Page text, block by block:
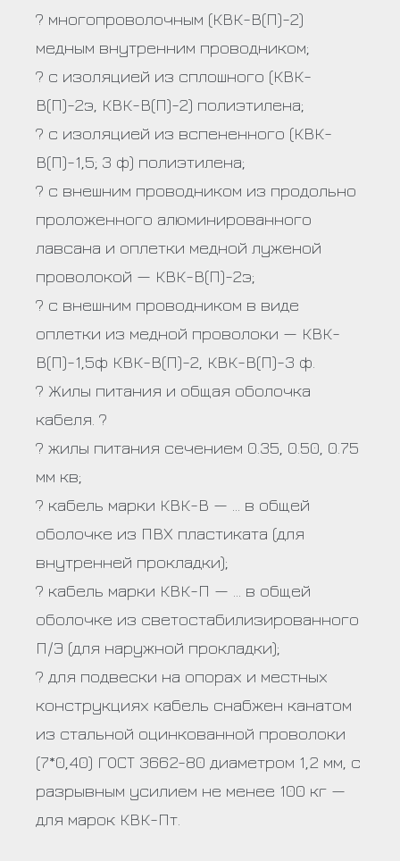
? многопроволочным (КВК-В(П)-2)
медным внутренним проводником;
? с изоляцией из сплошного (КВК-
В(П)-2э, КВК-В(П)-2) полиэтилена;
? с изоляцией из вспененного (КВК-
В(П)-1,5; 3 ф) полиэтилена;
? с внешним проводником из продольно
проложенного алюминированного
лавсана и оплетки медной луженой
проволокой — КВК-В(П)-2э;
? с внешним проводником в виде
оплетки из медной проволоки — КВК-
В(П)-1,5ф КВК-В(П)-2, КВК-В(П)-3 ф.
? Жилы питания и общая оболочка
кабеля. ?
? жилы питания сечением 0.35, 0.50, 0.75
мм кв;
? кабель марки КВК-В — … в общей
оболочке из ПВХ пластиката (для
внутренней прокладки);
? кабель марки КВК-П — … в общей
оболочке из светостабилизированного
П/Э (для наружной прокладки);
? для подвески на опорах и местных
конструкциях кабель снабжен канатом
из стальной оцинкованной проволоки
(7*0,40) ГОСТ 3662-80 диаметром 1,2 мм, с
разрывным усилием не менее 100 кг —
для марок КВК-Пт.